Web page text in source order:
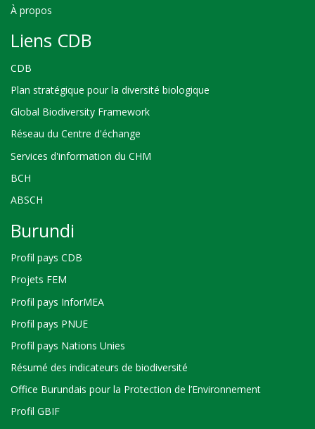
À propos
Liens CDB
CDB
Plan stratégique pour la diversité biologique
Global Biodiversity Framework
Réseau du Centre d'échange
Services d'information du CHM
BCH
ABSCH
Burundi
Profil pays CDB
Projets FEM
Profil pays InforMEA
Profil pays PNUE
Profil pays Nations Unies
Résumé des indicateurs de biodiversité
Office Burundais pour la Protection de l’Environnement
Profil GBIF